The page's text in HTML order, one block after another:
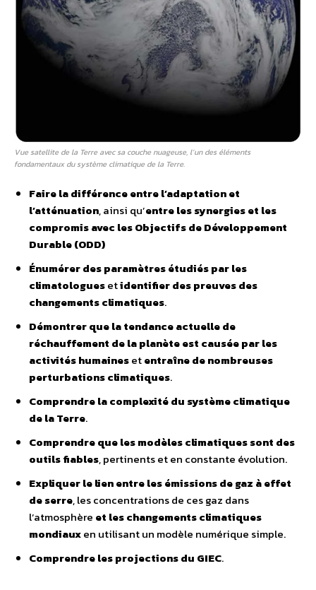
Vue satellite de la Terre avec sa couche nuageuse, l’un des éléments
fondamentaux du système climatique de la Terre.
Faire la différence entre l’adaptation et
l’atténuation, ainsi qu’entre les synergies et les
compromis avec les Objectifs de Développement
Durable (ODD)
Énumérer des paramètres étudiés par les
climatologuesetidentifier des preuves des
changements climatiques.
Démontrer que la tendance actuelle de
réchauffement de la planète est causée par les
activités humainesetentraîne de nombreuses
perturbations climatiques.
Comprendre la complexité du système climatique
de la Terre.
Comprendre que les modèles climatiques sont des
outils fiables, pertinents et en constante évolution.
Expliquer le lien entre les émissions de gaz à effet
de serre, les concentrations de ces gaz dans
l’atmosphère et les changements climatiques
mondiauxen utilisant un modèle numérique simple.
Comprendre les projections du GIEC.